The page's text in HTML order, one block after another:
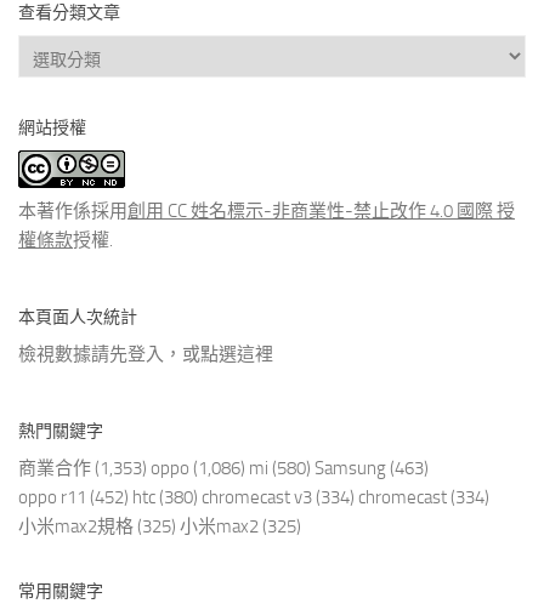
查看分類文章
查
看
類
文
章
網站授權
本著作係採用創用 CC 姓名標示-非商業性-禁止改作 4.0 國際 授
權條款授權.
本頁面人次統計
檢視數據請先登入，或點選這裡
熱門關鍵字
商業合作 (1,353) oppo (1,086) mi (580) Samsung (463)
oppo r11 (452) htc (380) chromecast v3 (334) chromecast (334)
小米max2規格 (325) 小米max2 (325)
常用關鍵字